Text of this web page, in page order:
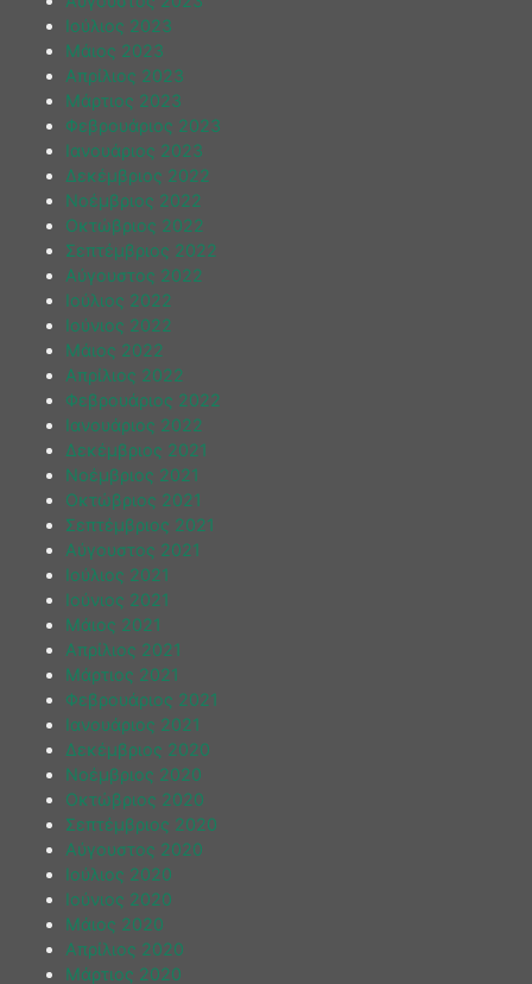
Ιούλιος 2023
Μάιος 2023
Απρίλιος 2023
Μάρτιος 2023
Φεβρουάριος 2023
Ιανουάριος 2023
Δεκέμβριος 2022
Νοέμβριος 2022
Οκτώβριος 2022
Σεπτέμβριος 2022
Αύγουστος 2022
Ιούλιος 2022
Ιούνιος 2022
Μάιος 2022
Απρίλιος 2022
Φεβρουάριος 2022
Ιανουάριος 2022
Δεκέμβριος 2021
Νοέμβριος 2021
Οκτώβριος 2021
Σεπτέμβριος 2021
Αύγουστος 2021
Ιούλιος 2021
Ιούνιος 2021
Μάιος 2021
Απρίλιος 2021
Μάρτιος 2021
Φεβρουάριος 2021
Ιανουάριος 2021
Δεκέμβριος 2020
Νοέμβριος 2020
Οκτώβριος 2020
Σεπτέμβριος 2020
Αύγουστος 2020
Ιούλιος 2020
Ιούνιος 2020
Μάιος 2020
Απρίλιος 2020
Μάρτιος 2020